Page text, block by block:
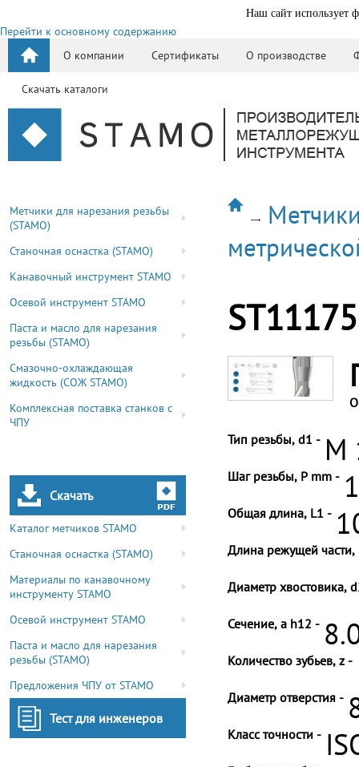
Наш сайт использует
Перейти к основному содержанию
О компании
Сертификаты О производстве
Скачать каталоги
Метчики для нарезания резьбы
(STAMO)
Станочная оснастка (STAMO)
Канавочный инструмент STAMO
Осевой инструмент STAMO
Паста и масло для нарезания
резьбы (STAMO)
Смазочно-охлаждающая
жидкость (СОЖ STAMO)
Комплексная поставка станков с
ЧПУ
Скачать
Каталог метчиков STAMO
Станочная оснастка (STAMO)
Материалы по канавочному
инструменту STAMO
Осевой инструмент STAMO
Паста и масло для нарезания
резьбы (STAMO)
Предложения ЧПУ от STAMO
Тест для инженеров
Тип резьбы, d1 - M
Шаг резьбы, P mm -
Общая длина, L1 -
Длина режущей части,
Диаметр хвостовика,
Сечение, a h12 -
Количество зубьев, z -
Диаметр отверстия -
Класс точности -